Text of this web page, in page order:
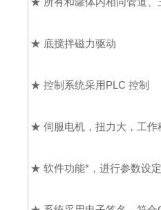
★ 底搅拌磁力驱动
★ 控制系统采用PLC 控制
★ 伺服电机，扭力大，工作
★ 软件功能*，进行参数设